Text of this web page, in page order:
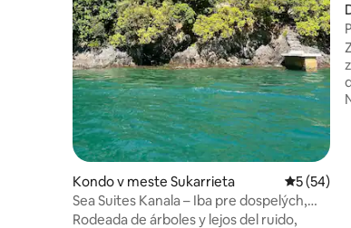
Kondo v meste Sukarrieta
5 (54)
Sea Suites Kanala – Iba pre dospelých,
Sea suites ii
Rodeada de árboles y lejos del ruido,